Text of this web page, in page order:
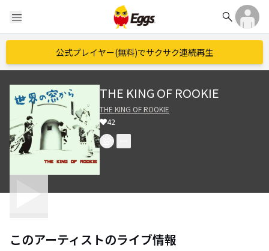
menu search
公式プレイヤー(無料)でサクサク連続再生
THE KING OF ROOKIE
THE KING OF ROOKIE
42
このアーティストのライブ情報